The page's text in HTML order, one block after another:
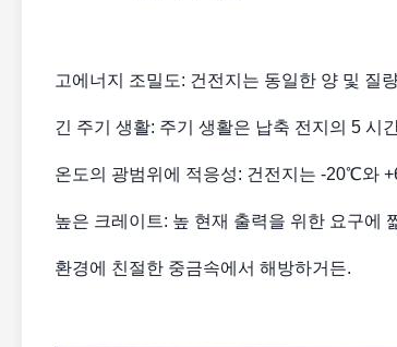
고에너지 조밀도: 건전지는 동일한 양 및 질
긴 주기 생활: 주기 생활은 납축 전지의 5 시
온도의 광범위에 적응성: 건전지는 -20℃와
높은 크레이트: 높 현재 출력을 위한 요구에
환경에 친절한 중금속에서 해방하거든.